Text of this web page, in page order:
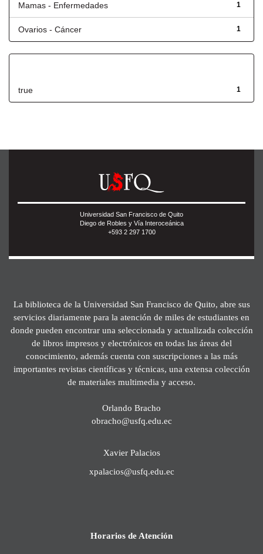
1
Mamas - Enfermedades
1
Ovarios - Cáncer
1
true
Universidad San Francisco de Quito
Diego de Robles y Vía Interoceánica
+593 2 297 1700
La biblioteca de la Universidad San Francisco de Quito, abre sus
servicios diariamente para la atención de miles de estudiantes en
donde pueden encontrar una seleccionada y actualizada colección
de libros impresos y electrónicos en todas las áreas del
conocimiento, además cuenta con suscripciones a las más
importantes revistas científicas y técnicas, una extensa colección
de materiales multimedia y acceso.
Orlando Bracho
obracho@usfq.edu.ec
Xavier Palacios
xpalacios@usfq.edu.ec
Horarios de Atención